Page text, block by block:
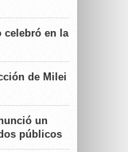
celebró en la
de Milei
un
públicos